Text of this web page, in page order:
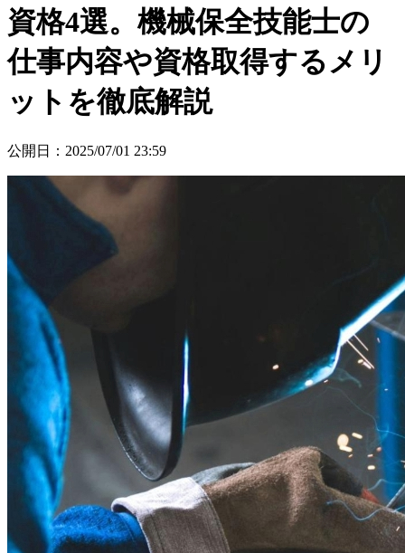
資格4選。機械保全技能士の
仕事内容や資格取得するメリ
ットを徹底解説
公開日 ： 2025/07/01 23:59